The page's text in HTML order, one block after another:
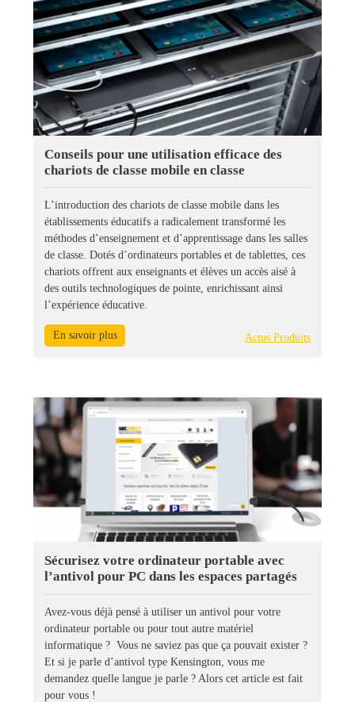
Conseils pour une utilisation efficace des
chariots de classe mobile en classe
L’introduction des chariots de classe mobile dans les
établissements éducatifs a radicalement transformé les
méthodes d’enseignement et d’apprentissage dans les salles
de classe. Dotés d’ordinateurs portables et de tablettes, ces
chariots offrent aux enseignants et élèves un accès aisé à
des outils technologiques de pointe, enrichissant ainsi
l’expérience éducative.
En savoir plus Actus Produits
Sécurisez votre ordinateur portable avec
l’antivol pour PC dans les espaces partagés
Avez-vous déjà pensé à utiliser un antivol pour votre
ordinateur portable ou pour tout autre matériel
informatique ? Vous ne saviez pas que ça pouvait exister ?
Et si je parle d’antivol type Kensington, vous me
demandez quelle langue je parle ? Alors cet article est fait
pour vous !